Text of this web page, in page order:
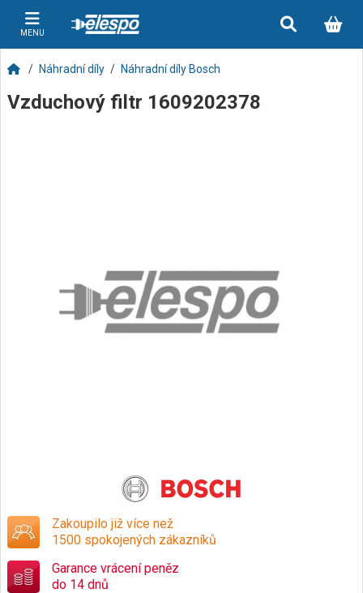
MENU
Náhradní díly Náhradní díly Bosch
Vzduchový filtr 1609202378
Zakoupilo již více než
1500 spokojených zákazníků
Garance vrácení peněz
do 14 dnů